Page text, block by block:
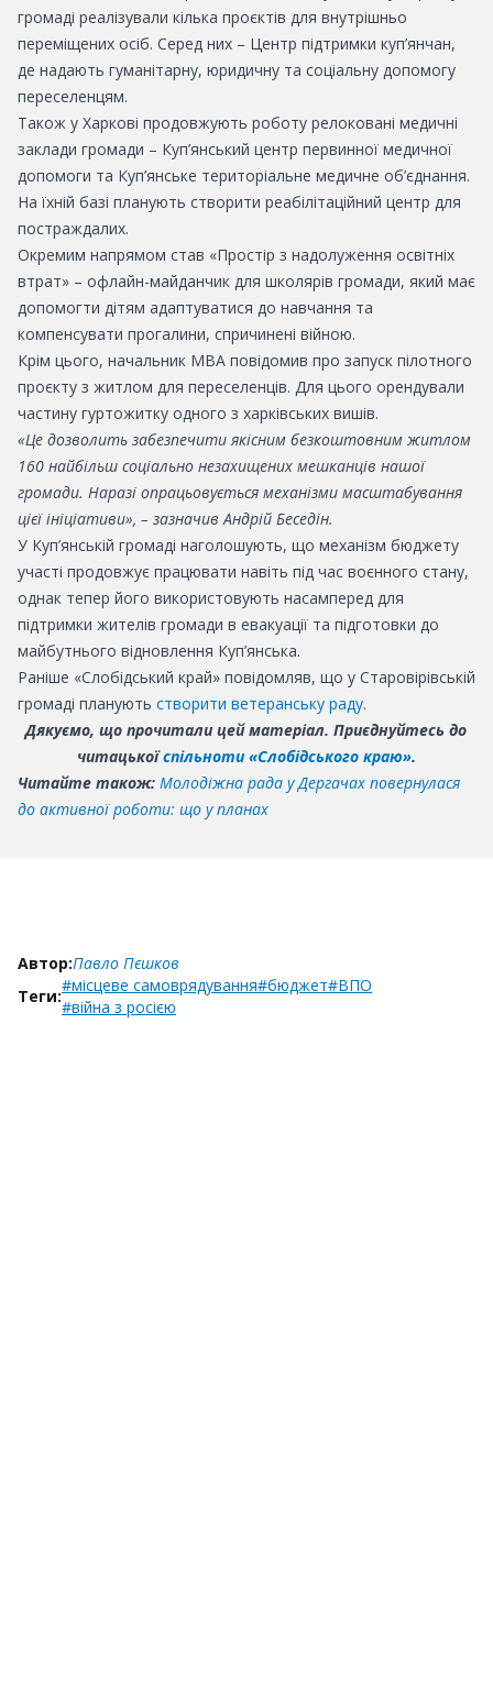
громаді реалізували кілька проєктів для внутрішньо
переміщених осіб. Серед них – Центр підтримки куп’янчан,
де надають гуманітарну, юридичну та соціальну допомогу
переселенцям.
Також у Харкові продовжують роботу релоковані медичні
заклади громади – Куп’янський центр первинної медичної
допомоги та Куп’янське територіальне медичне об’єднання.
На їхній базі планують створити реабілітаційний центр для
постраждалих.
Окремим напрямом став «Простір з надолуження освітніх
втрат» – офлайн-майданчик для школярів громади, який має
допомогти дітям адаптуватися до навчання та
компенсувати прогалини, спричинені війною.
Крім цього, начальник МВА повідомив про запуск пілотного
проєкту з житлом для переселенців. Для цього орендували
частину гуртожитку одного з харківських вишів.
«Це дозволить забезпечити якісним безкоштовним житлом
160 найбільш соціально незахищених мешканців нашої
громади. Наразі опрацьовується механізми масштабування
цієї ініціативи», – зазначив Андрій Беседін.
У Куп’янській громаді наголошують, що механізм бюджету
участі продовжує працювати навіть під час воєнного стану,
однак тепер його використовують насамперед для
підтримки жителів громади в евакуації та підготовки до
майбутнього відновлення Куп’янська.
Раніше «Слобідський край» повідомляв, що у Старовірівській
громаді планують створити ветеранську раду.
Дякуємо, що прочитали цей матеріал. Приєднуйтесь до
читацькоїспільноти «Слобідського краю».
Читайте також: Молодіжна рада у Дергачах повернулася
до активної роботи: що у планах
Автор:Павло Пєшков
Теги:
#місцеве самоврядування#бюджет#ВПО
#війна з росією